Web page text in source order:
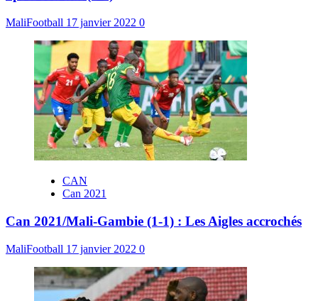
MaliFootball 17 janvier 2022 0
CAN
Can 2021
Can 2021/Mali-Gambie (1-1) : Les Aigles accrochés
MaliFootball 17 janvier 2022 0